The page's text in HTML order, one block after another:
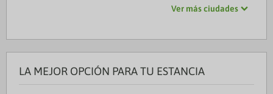
Ver más ciudades
LA MEJOR OPCIÓN PARA TU ESTANCIA